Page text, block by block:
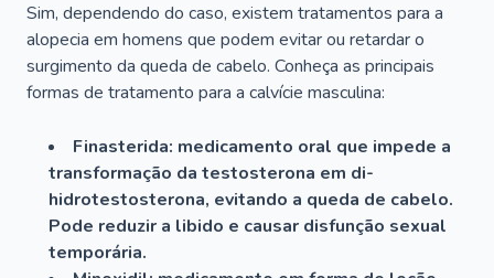
Sim, dependendo do caso, existem tratamentos para a
alopecia em homens que podem evitar ou retardar o
surgimento da queda de cabelo. Conheça as principais
formas de tratamento para a calvície masculina:
Finasterida: medicamento oral que impede a
transformação da testosterona em di-
hidrotestosterona, evitando a queda de cabelo.
Pode reduzir a libido e causar disfunção sexual
temporária.